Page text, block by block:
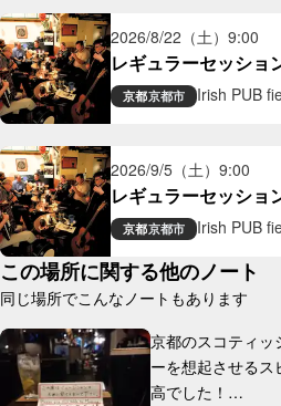
2026/8/22（土） 9:00
レギュラーセッシ
京都京都市 Irish PUB
2026/9/5（土） 9:00
レギュラーセッシ
京都京都市 Irish PUB
この場所に関する他のノート
同じ場所でこんなノートもあります
京都のスコティッ
ーを想起させる
高でした！